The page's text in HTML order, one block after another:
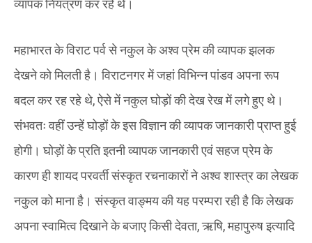
व्यापक नियंत्रण कर रहे थे।
महाभारत के विराट पर्व से नकुल के अश्व प्रेम की व्यापक झलक
देखने को मिलती है। विराटनगर में जहां विभिन्न पांडव अपना रूप
बदल कर रह रहे थे, ऐसे में नकुल घोड़ों की देख रेख में लगे हुए थे।
संभवतः वहीं उन्हें घोड़ों के इस विज्ञान की व्यापक जानकारी प्राप्त हुई
होगी। घोड़ों के प्रति इतनी व्यापक जानकारी एवं सहज प्रेम के
कारण ही शायद परवर्ती संस्कृत रचनाकारों ने अश्व शास्त्र का लेखक
नकुल को माना है। संस्कृत वाङ्मय की यह परम्परा रही है कि लेखक
अपना स्वामित्व दिखाने के बजाए किसी देवता, ऋषि, महापुरुष इत्यादि